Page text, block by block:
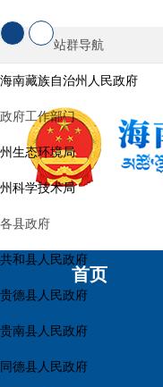
站群导航
海南藏族自治州人民政府
政府工作部门
州生态环境局
州科学技术局
各县政府
共和县人民政府
贵德县人民政府
贵南县人民政府
同德县人民政府
首页